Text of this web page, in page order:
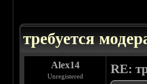
требуется
Alex14
Unregistered
RE: